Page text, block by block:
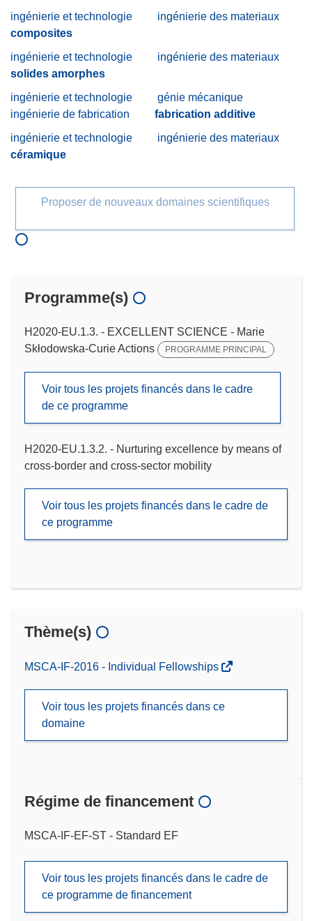
ingénierie et technologie
ingénierie des materiaux
composites
ingénierie et technologie
ingénierie des materiaux
solides amorphes
ingénierie et technologie
génie mécanique
ingénierie de fabrication
fabrication additive
ingénierie et technologie
ingénierie des materiaux
céramique
Proposer de nouveaux domaines scientifiques
Programme(s)
H2020-EU.1.3. - EXCELLENT SCIENCE - Marie
Skłodowska-Curie Actions
PROGRAMME PRINCIPAL
Voir tous les projets financés dans le cadre
de ce programme
H2020-EU.1.3.2. - Nurturing excellence by means of
cross-border and cross-sector mobility
Voir tous les projets financés dans le cadre de
ce programme
Thème(s)
MSCA-IF-2016 - Individual Fellowships
Voir tous les projets financés dans ce
domaine
Régime de financement
MSCA-IF-EF-ST - Standard EF
Voir tous les projets financés dans le cadre de
ce programme de financement